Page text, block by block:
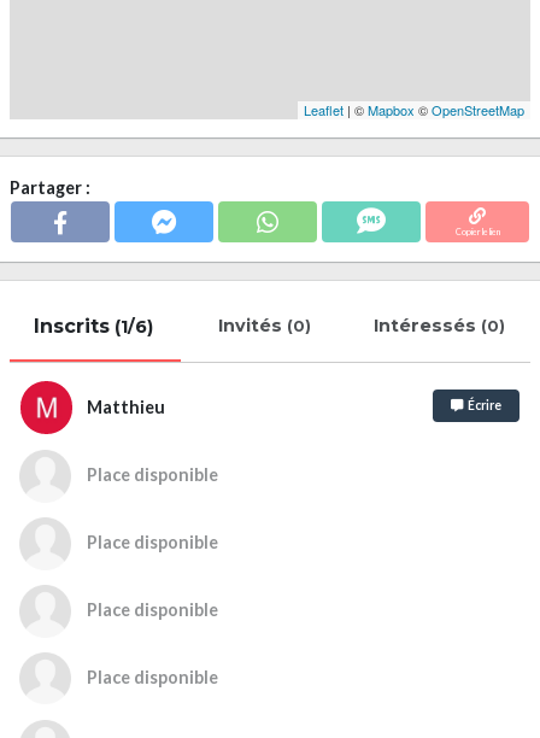
Leaflet | ©Mapbox ©OpenStreetMap
Partager :
Copier le lien
Inscrits(1/6) Invités (0) Intéressés (0)
Matthieu Écrire
Place disponible
Place disponible
Place disponible
Place disponible